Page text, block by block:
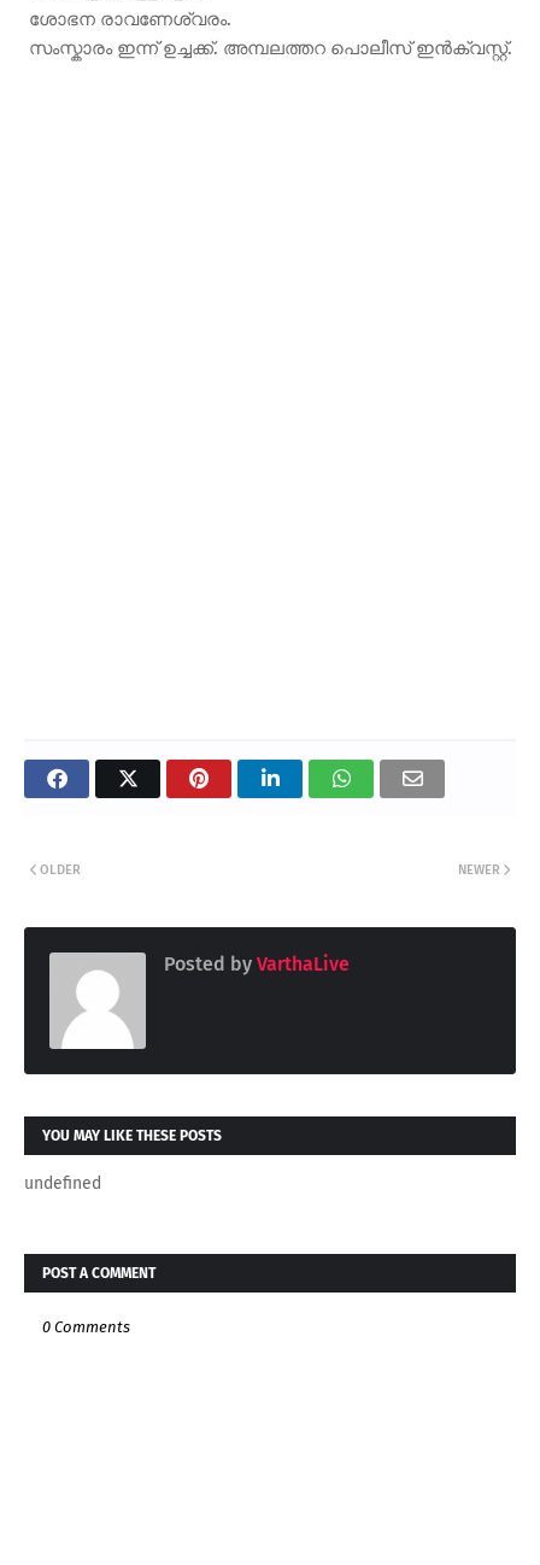
ശോഭന രാവണേശ്വരം.
സംസ്കാരം ഇന്ന് ഉച്ചക്ക്. അമ്പലത്തറ പൊലീസ് ഇൻക്വസ്റ്റ്.
NEWER
OLDER
Posted by VarthaLive
YOU MAY LIKE THESE POSTS
undefined
POST A COMMENT
0 Comments